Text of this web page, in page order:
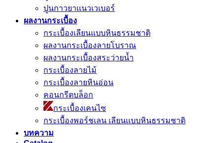
ปูนกาวยาเเนวเวเบอร์
ผลงานกระเบื้อง
กระเบื้องเลียนแบบหินธรรมชาติ
ผลงานกระเบื้องลายโบราณ
ผลงานกระเบื้องสระว่ายนํ้า
กระเบื้องลายไม้
กระเบื้องลายหินอ่อน
คอนกรีตบล็อก
กระเบื้องเคนไซ
กระเบื้องพอร์ชเลน เลียนเเบบหินธรรมชาติ
บทความ